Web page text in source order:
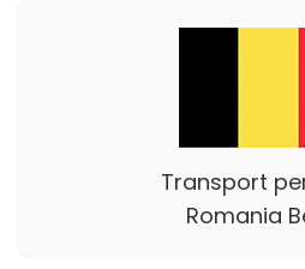
Transport
Romania